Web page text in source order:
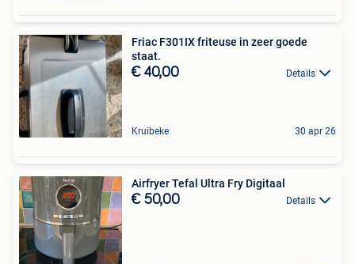
Friac F301IX friteuse in zeer goede
staat.
€ 40,00 Details
Kruibeke 30 apr 26
Airfryer Tefal Ultra Fry Digitaal
€ 50,00 Details